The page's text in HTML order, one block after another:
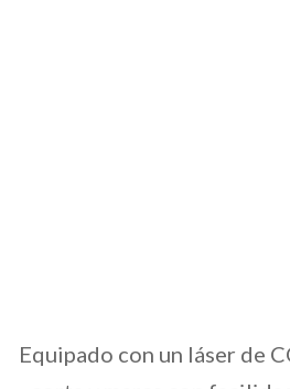
Equipado con un láser de